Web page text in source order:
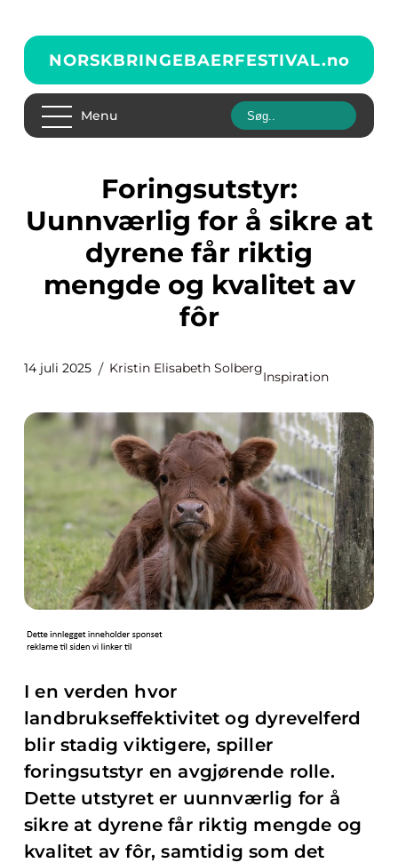
NORSKBRINGEBAERFESTIVAL.no
Menu
Foringsutstyr:
Uunnværlig for å sikre at
dyrene får riktig
mengde og kvalitet av
fôr
14 juli 2025 Kristin Elisabeth Solberg
Inspiration
I en verden hvor
landbrukseffektivitet og dyrevelferd
blir stadig viktigere, spiller
foringsutstyr en avgjørende rolle.
Dette utstyret er uunnværlig for å
sikre at dyrene får riktig mengde og
kvalitet av fôr, samtidig som det